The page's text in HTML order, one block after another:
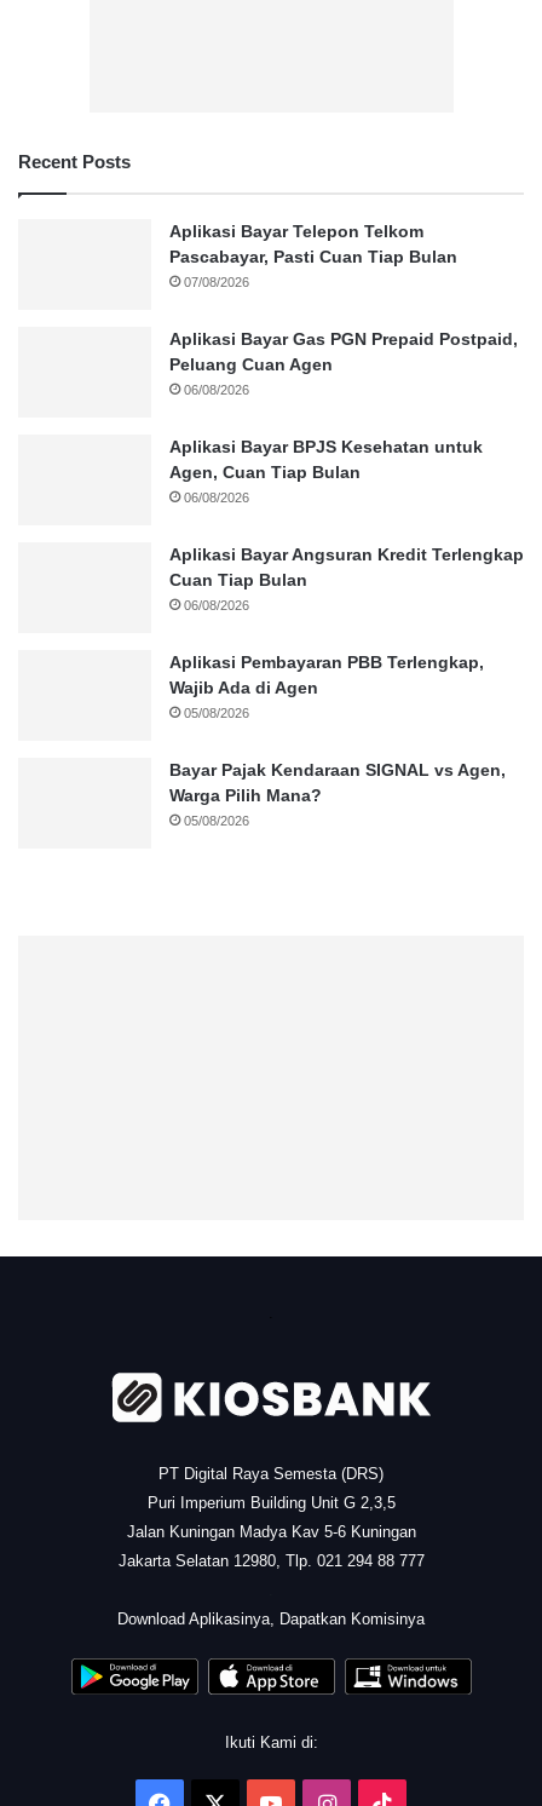
Recent Posts
Aplikasi Bayar Telepon Telkom
Pascabayar, Pasti Cuan Tiap Bulan
07/08/2026
Aplikasi Bayar Gas PGN Prepaid Postpaid,
Peluang Cuan Agen
06/08/2026
Aplikasi Bayar BPJS Kesehatan untuk
Agen, Cuan Tiap Bulan
06/08/2026
Aplikasi Bayar Angsuran Kredit Terlengkap
Cuan Tiap Bulan
06/08/2026
Aplikasi Pembayaran PBB Terlengkap,
Wajib Ada di Agen
05/08/2026
Bayar Pajak Kendaraan SIGNAL vs Agen,
Warga Pilih Mana?
05/08/2026
.
PT Digital Raya Semesta (DRS)
Puri Imperium Building Unit G 2,3,5
Jalan Kuningan Madya Kav 5-6 Kuningan
Jakarta Selatan 12980, Tlp. 021 294 88 777
Download Aplikasinya, Dapatkan Komisinya
Ikuti Kami di: